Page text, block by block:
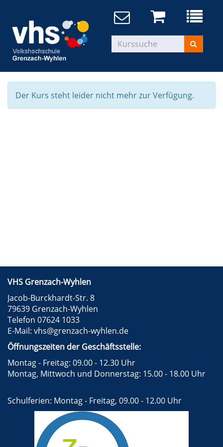
Der Kurs steht leider nicht mehr zur Verfügung.
VHS Grenzach-Wyhlen
Jacob-Burckhardt-Str. 8
79639 Grenzach-Wyhlen
Telefon 07624 1033
E-Mail: vhs@grenzach-wyhlen.de
Öffnungszeiten der Geschäftsstelle:
Montag - Freitag: 09.00 - 12.30 Uhr
Montag, Mittwoch und Donnerstag: 15.00 - 18.00 Uhr
Schulferien: Montag - Freitag, 09.00 - 12.00 Uhr